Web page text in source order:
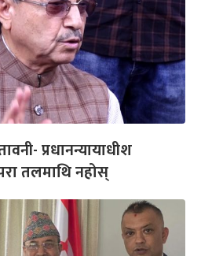
प्रधानन्यायाधीश
तलमाथि नहोस्